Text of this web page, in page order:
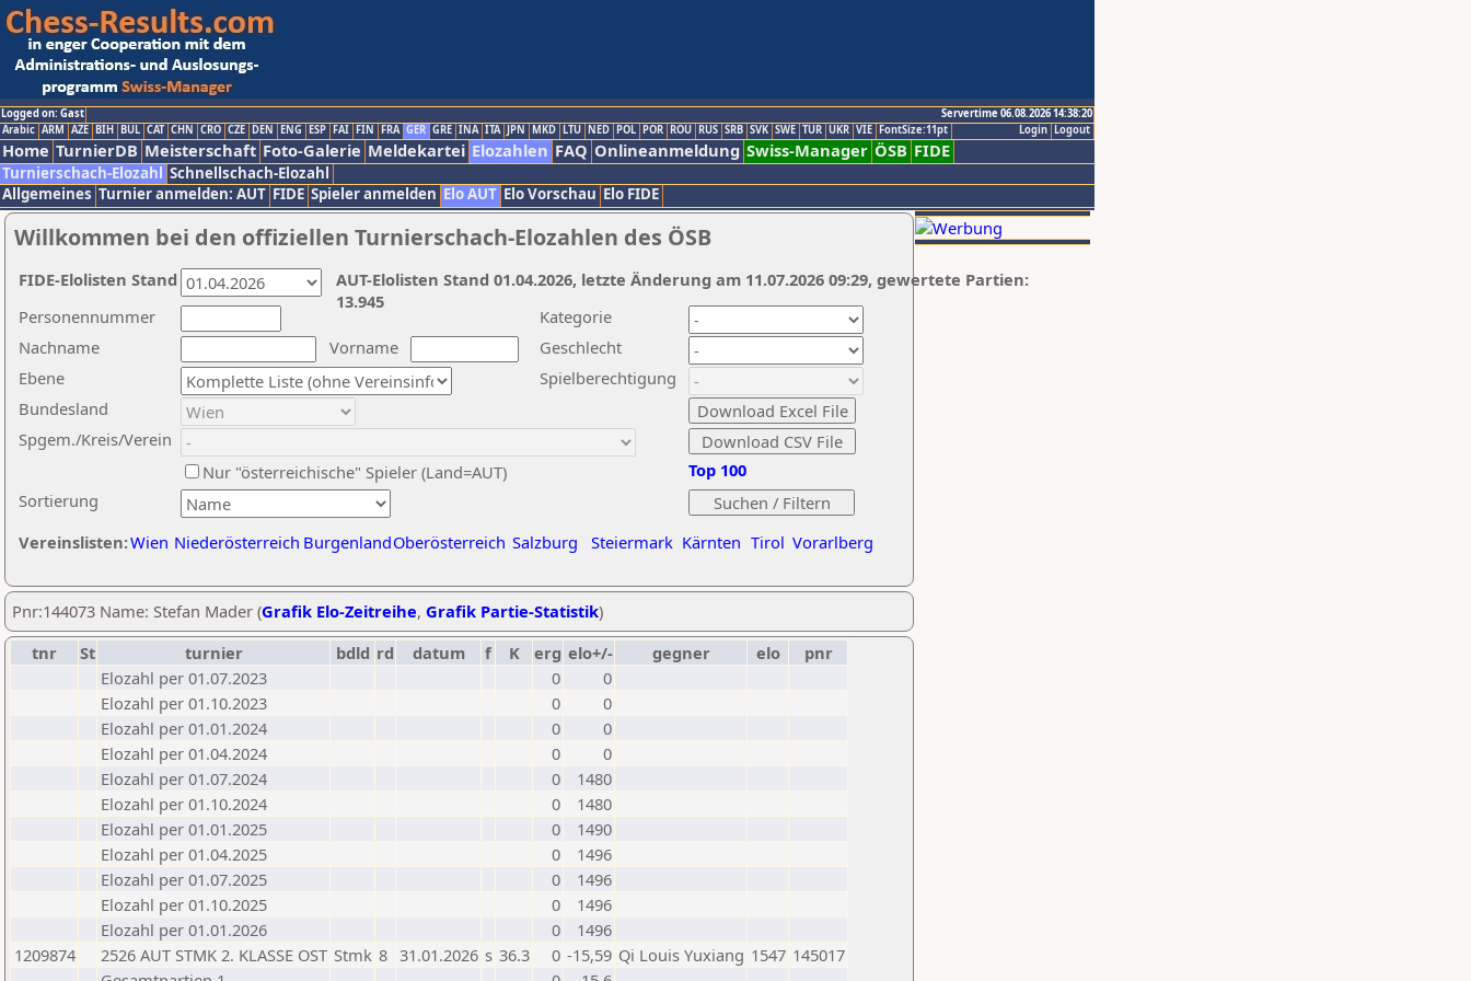
Logged on: Gast
Servertime 06.08.2026 14:38:20
Logout
Login
Arabic ARM AZE BIH BUL CAT CHN CRO CZE DEN ENG ESP FAI FIN FRA GER GRE INA ITA JPN MKD LTU NED POL POR ROU RUS SRB SVK SWE TUR UKR VIE FontSize:11pt
Home TurnierDB Meisterschaft Foto-Galerie Meldekartei Elozahlen FAQ Onlineanmeldung Swiss-Manager ÖSB FIDE
Turnierschach-Elozahl Schnellschach-Elozahl
Allgemeines Turnier anmelden: AUT FIDE Spieler anmelden Elo AUT Elo Vorschau Elo FIDE
Willkommen bei den offiziellen Turnierschach-Elozahlen des ÖSB
Nachname
Vorname
Ebene
Kategorie
Sortierung
Personennummer
Bundesland
Spgem./Kreis/Verein
Geschlecht
Nur "österreichische" Spieler (Land=AUT)
Spielberechtigung
Vereinslisten:Wien Niederösterreich BurgenlandOberösterreich Salzburg Steiermark Kärnten Tirol Vorarlberg
Top 100
AUT-Elolisten Stand 01.04.2026, letzte Änderung am 11.07.2026 09:29, gewertete Partien:
13.945
FIDE-Elolisten Stand
Pnr:144073 Name: Stefan Mader (Grafik Elo-Zeitreihe, Grafik Partie-Statistik)
tnr
St turnier bdld rd datum f K erg elo+/- gegner elo
pnr
Elozahl per 01.07.2023
0
0
Elozahl per 01.10.2023
0
0
Elozahl per 01.01.2024
0
0
Elozahl per 01.04.2024
0
0
Elozahl per 01.07.2024
0
1480
Elozahl per 01.10.2024
0
1480
Elozahl per 01.01.2025
0
1490
Elozahl per 01.04.2025
0
1496
Elozahl per 01.07.2025
0
1496
Elozahl per 01.10.2025
0
1496
Elozahl per 01.01.2026
0
1496
1209874
2526 AUT STMK 2. KLASSE OST Stmk 8 31.01.2026 s 36.3 0 -15,59 Qi Louis Yuxiang 1547 145017